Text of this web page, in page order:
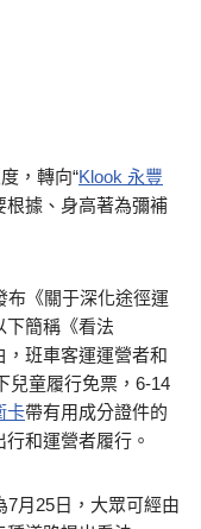
，轉向“Klook 永豐
根據、身高著為彌補
布《關于深化途徑運
下簡稱《看法
班車客運運營者和
兒童履行免票，6-14
卡帶有用成分證件的
和運營者履行。
7月25日，大眾可經由